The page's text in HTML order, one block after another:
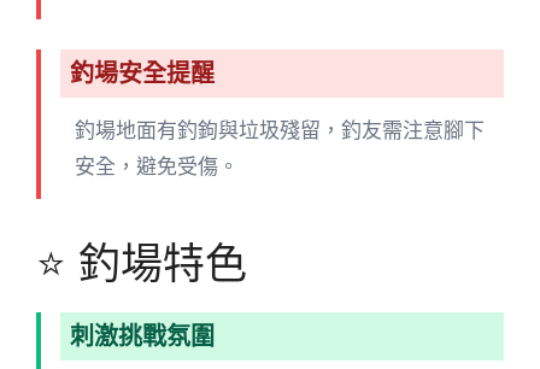
釣場安全提醒
釣場地面有釣鉤與垃圾殘留，釣友需注意腳下
安全，避免受傷。
⭐ 釣場特色
刺激挑戰氛圍